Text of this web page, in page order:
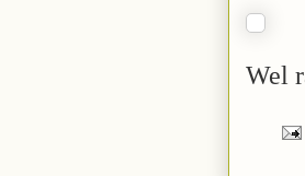
Wel